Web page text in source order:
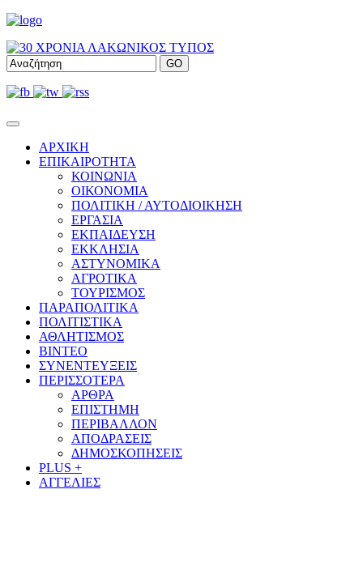
ΑΡΧΙΚΗ
ΕΠΙΚΑΙΡΟΤΗΤΑ
ΚΟΙΝΩΝΙΑ
ΟΙΚΟΝΟΜΙΑ
ΠΟΛΙΤΙΚΗ / ΑΥΤΟΔΙΟΙΚΗΣΗ
ΕΡΓΑΣΙΑ
ΕΚΠΑΙΔΕΥΣΗ
ΕΚΚΛΗΣΙΑ
ΑΣΤΥΝΟΜΙΚΑ
ΑΓΡΟΤΙΚΑ
ΤΟΥΡΙΣΜΟΣ
ΠΑΡΑΠΟΛΙΤΙΚΑ
ΠΟΛΙΤΙΣΤΙΚΑ
ΑΘΛΗΤΙΣΜΟΣ
ΒΙΝΤΕΟ
ΣΥΝΕΝΤΕΥΞΕΙΣ
ΠΕΡΙΣΣΟΤΕΡΑ
ΑΡΘΡΑ
ΕΠΙΣΤΗΜΗ
ΠΕΡΙΒΑΛΛΟΝ
ΑΠΟΔΡΑΣΕΙΣ
ΔΗΜΟΣΚΟΠΗΣΕΙΣ
PLUS +
ΑΓΓΕΛΙΕΣ